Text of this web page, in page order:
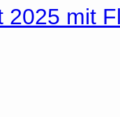
2025 mit